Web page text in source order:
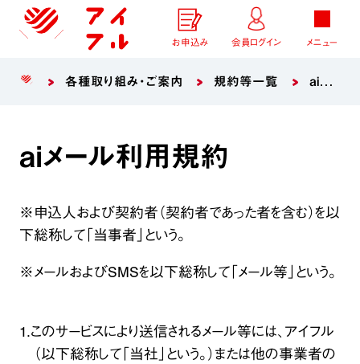
お申込み 会員ログイン メニュー
各種取り組み・ご案内 規約等一覧 aiメール利用規約
aiメール利用規約
※申込人および契約者（契約者であった者を含む）を以
下総称して「当事者」という。
※メールおよびSMSを以下総称して「メール等」という。
1.このサービスにより送信されるメール等には、アイフル
（以下総称して「当社」という。）または他の事業者の